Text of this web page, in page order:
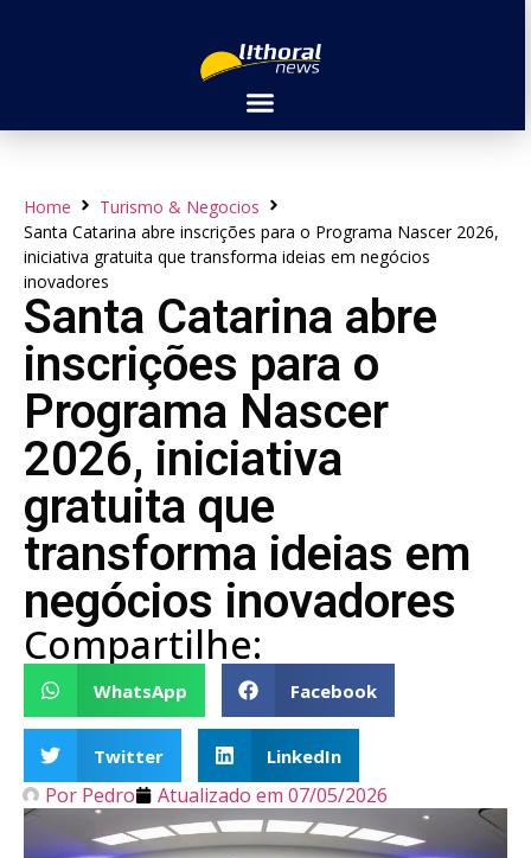
Home
Turismo & Negocios
Santa Catarina abre inscrições para o Programa Nascer 2026,
iniciativa gratuita que transforma ideias em negócios
inovadores
Santa Catarina abre
inscrições para o
Programa Nascer
2026, iniciativa
gratuita que
transforma ideias em
negócios inovadores
Compartilhe:
WhatsApp Facebook
Twitter LinkedIn
Por Pedro Atualizado em 07/05/2026